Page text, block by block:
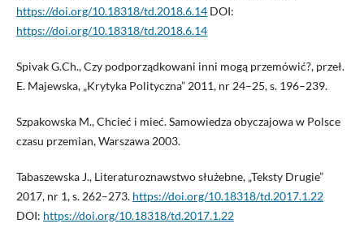
https://doi.org/10.18318/td.2018.6.14DOI:
https://doi.org/10.18318/td.2018.6.14
Spivak G.Ch., Czy podporządkowani inni mogą przemówić?, przeł.
E. Majewska, „Krytyka Polityczna” 2011, nr 24–25, s. 196–239.
Szpakowska M., Chcieć i mieć. Samowiedza obyczajowa w Polsce
czasu przemian, Warszawa 2003.
Tabaszewska J., Literaturoznawstwo służebne, „Teksty Drugie”
2017, nr 1, s. 262–273. https://doi.org/10.18318/td.2017.1.22
DOI: https://doi.org/10.18318/td.2017.1.22